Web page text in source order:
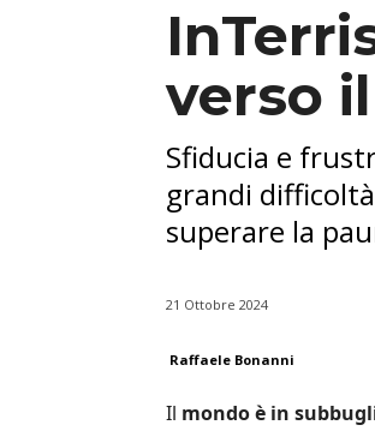
verso
Sfiducia e
grandi
superare la
21 Ottobre 2024
Raffaele Bonanni
Il mondo è in